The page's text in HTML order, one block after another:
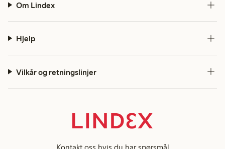
Om Lindex
Hjelp
Vilkår og retningslinjer